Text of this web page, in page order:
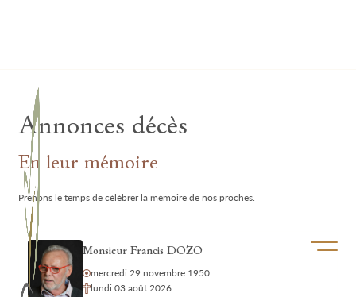
Ouvrir/
Annonces décès
En leur mémoire
Prenons le temps de célébrer la mémoire de nos proches.
Monsieur Francis DOZO
mercredi 29 novembre 1950
lundi 03 août 2026